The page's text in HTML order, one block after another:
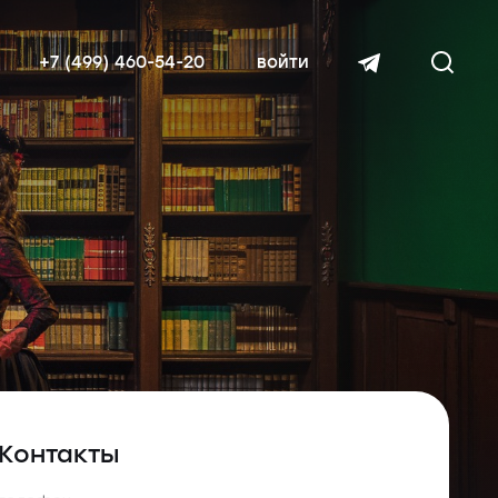
читать далее
+7 (499) 460-54-20 войти
Контакты